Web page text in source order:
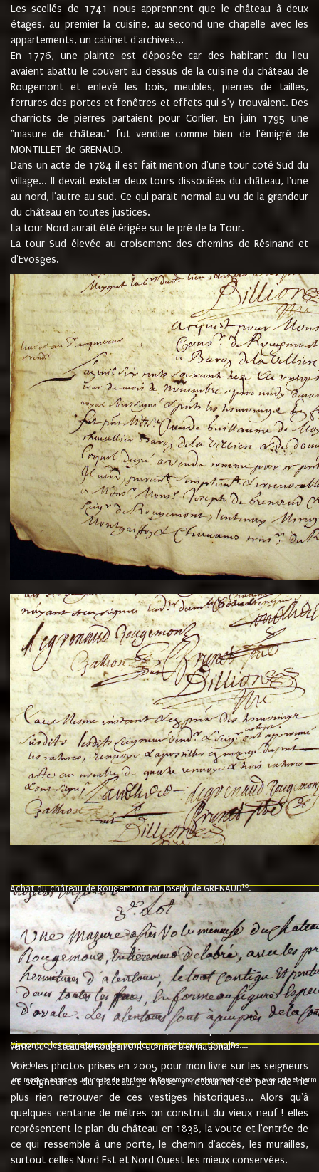
Les scellés de 1741 nous apprennent que le château à deux
étages, au premier la cuisine, au second une chapelle avec les
appartements, un cabinet d'archives...
En 1776, une plainte est déposée car des habitant du lieu
avaient abattu le couvert au dessus de la cuisine du château de
Rougemont et enlevé les bois, meubles, pierres de tailles,
ferrures des portes et fenêtres et effets qui s’y trouvaient. Des
charriots de pierres partaient pour Corlier. En juin 1795 une
"masure de château" fut vendue comme bien de l'émigré de
MONTILLET de GRENAUD.
Dans un acte de 1784 il est fait mention d'une tour coté Sud du
village... Il devait exister deux tours dissociées du château, l'une
au nord, l'autre au sud. Ce qui parait normal au vu de la grandeur
du château en toutes justices.
La tour Nord aurait été érigée sur le pré de la Tour.
La tour Sud élevée au croisement des chemins de Résinand et
d'Evosges.
Achat du château de Rougemont par Joseph de GRENAUD10.
"l'an mil six cent soixante treze le ving neuvième jour du mois de
nommé fut présent Messire Claude Guillaume de Moyriat chevalier baron
vend, purement simplement et irrevocablement a monseigneur monsieur
et chavannes conseiller du roy au parlement de Bourgogne, present et
que le dit seigneur Baron de la Vellière a sur ses hommes, indivisables et
de la Velliere tout ainsi et comme le dit seigneur Baron et ses
présent......"
suivent les rentes, donation des terriers, etc... au prix de 880 livre louis
Ci contre les signatures des vendeurs, acheteurs, témoins....
vente du château de Rougemont comme bien national9.
"3ème lot
une mazure assez volumineuse du chateau de Rougemond, entierement delabré, avec près et
Voici les photos prises en 2005 pour mon livre sur les seigneurs
et seigneuries du plateau. Je n'ose y retourner de peur de ne
plus rien retrouver de ces vestiges historiques... Alors qu'à
quelques centaine de mètres on construit du vieux neuf ! elles
représentent le plan du château en 1838, la voute et l'entrée de
ce qui ressemble à une porte, le chemin d'accès, les murailles,
surtout celles Nord Est et Nord Ouest les mieux conservées.